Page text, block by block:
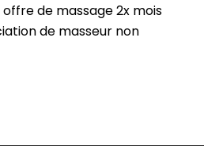
de massage 2x mois
de masseur non